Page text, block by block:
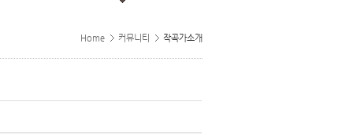
Home 커뮤니티 작곡가소개